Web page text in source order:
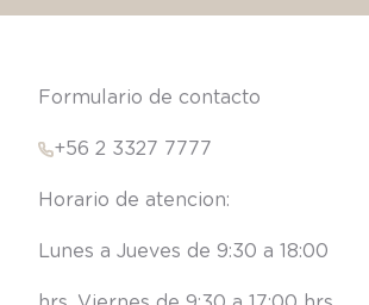
Formulario de contacto
+56 2 3327 7777
Lunes a Jueves de 9:30 a 18:00